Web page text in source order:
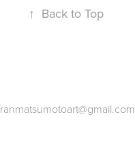
↑ Back to Top